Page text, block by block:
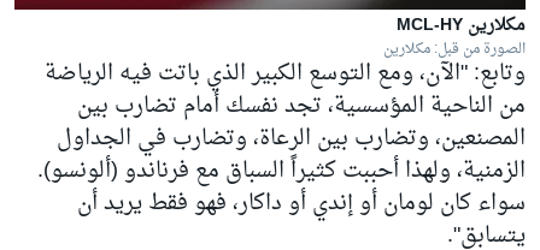
مكلارين MCL-HY
الصورة من قبل: مكلارين
وتابع: "الآن، ومع التوسع الكبير الذي باتت فيه الرياضة
من الناحية المؤسسية، تجد نفسك أمام تضارب بين
المصنعين، وتضارب بين الرعاة، وتضارب في الجداول
الزمنية، ولهذا أحببت كثيراً السباق مع فرناندو (ألونسو).
سواء كان لومان أو إندي أو داكار، فهو فقط يريد أن
يتسابق".